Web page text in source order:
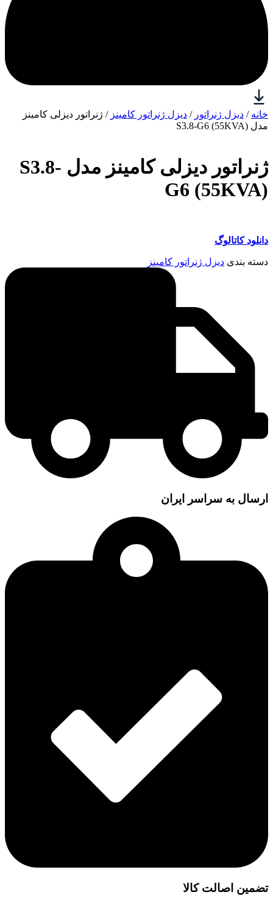
خانه / دیزل ژنراتور / دیزل ژنراتور کامینز / ژنراتور دیزلی کامینز
مدل S3.8-G6 (55KVA)
ژنراتور دیزلی کامینز مدل S3.8-
G6 (55KVA)
دانلود کاتالوگ
دسته بندی دیزل ژنراتور کامینز
ارسال به سراسر ایران
تضمین اصالت کالا